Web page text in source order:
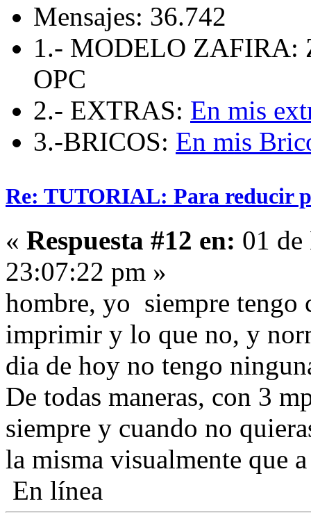
Mensajes: 36.742
1.- MODELO ZAFIRA:
OPC
2.- EXTRAS: En mis
3.-BRICOS: En mis
Re: TUTORIAL: Para reducir
« Respuesta #12 en: 01
23:07:22 pm »
hombre, yo siempre tengo
imprimir y lo que no, y
dia de hoy no tengo
De todas maneras, con 3
siempre y cuando no
la misma visualmente que
En línea